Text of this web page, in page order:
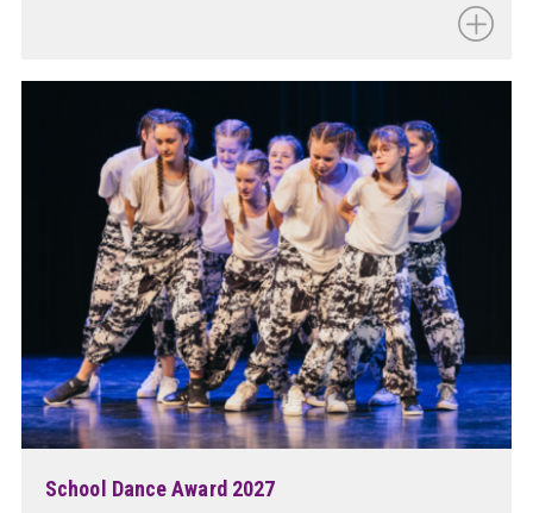
School Dance Award 2027